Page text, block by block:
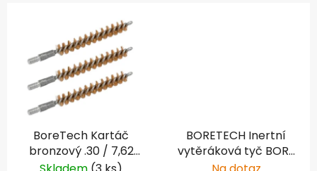
BoreTech Kartáč
bronzový .30 / 7,62
mm (3 ks)
BORETECH Inertní
vytěráková tyč BORE
STIX .22 (středový